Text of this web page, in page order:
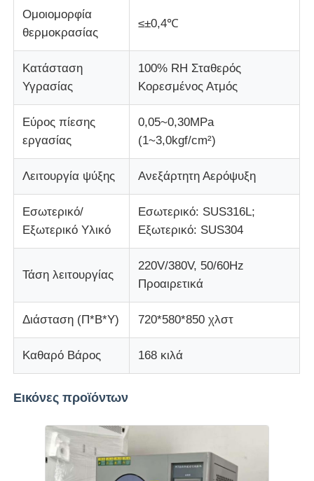
Ομοιομορφία
θερμοκρασίας
≤±0,4℃
Κατάσταση
Υγρασίας
100% RH Σταθερός
Κορεσμένος Ατμός
Εύρος πίεσης
εργασίας
0,05~0,30MPa
(1~3,0kgf/cm²)
Λειτουργία ψύξης Ανεξάρτητη Αερόψυξη
Εσωτερικό/
Εξωτερικό Υλικό
Εσωτερικό: SUS316L;
Εξωτερικό: SUS304
Τάση λειτουργίας
220V/380V, 50/60Hz
Προαιρετικά
Διάσταση (Π*Β*Υ) 720*580*850 χλστ
Καθαρό Βάρος 168 κιλά
Εικόνες προϊόντων